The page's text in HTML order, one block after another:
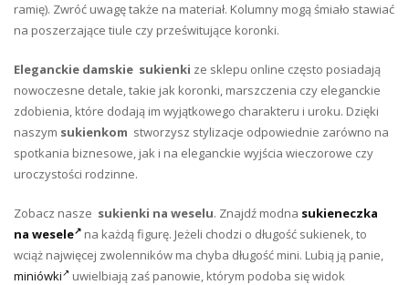
ramię). Zwróć uwagę także na materiał. Kolumny mogą śmiało stawiać
na poszerzające tiule czy prześwitujące koronki.
Eleganckie damskie sukienki ze sklepu online często posiadają
nowoczesne detale, takie jak koronki, marszczenia czy eleganckie
zdobienia, które dodają im wyjątkowego charakteru i uroku. Dzięki
naszym sukienkom stworzysz stylizacje odpowiednie zarówno na
spotkania biznesowe, jak i na eleganckie wyjścia wieczorowe czy
uroczystości rodzinne.
Zobacz nasze sukienki na weselu. Znajdź modna sukieneczka
na wesele
na każdą figurę. Jeżeli chodzi o długość sukienek, to
wciąż najwięcej zwolenników ma chyba długość mini. Lubią ją panie,
miniówki
uwielbiają zaś panowie, którym podoba się widok